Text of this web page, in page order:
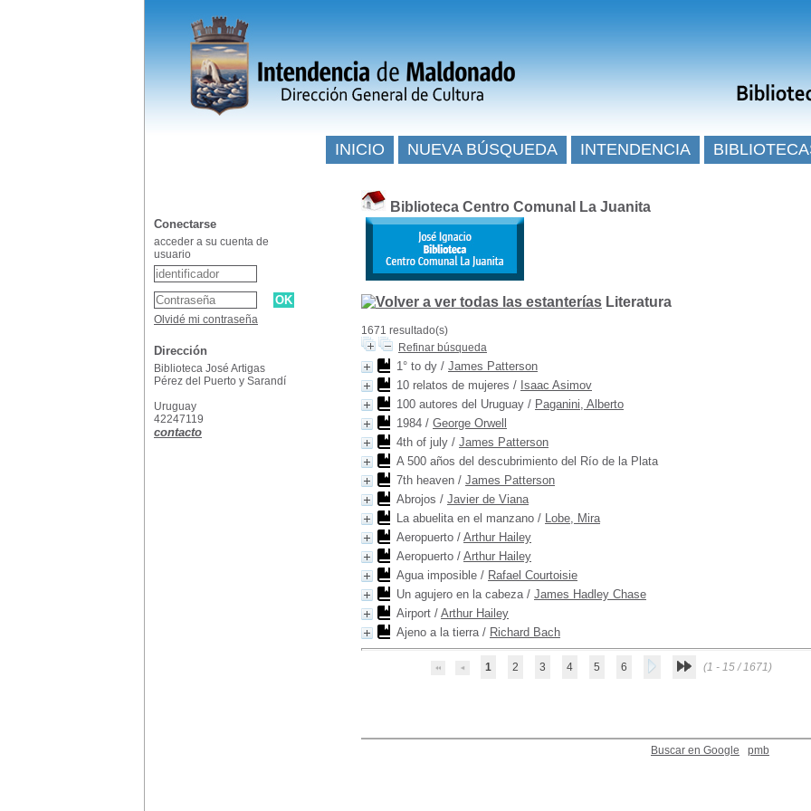
Biblioteca Centro Comunal La Juanita
Literatura
1671 resultado(s)
Refinar búsqueda
1° to dy / James Patterson
10 relatos de mujeres / Isaac Asimov
100 autores del Uruguay / Paganini, Alberto
1984 / George Orwell
4th of july / James Patterson
A 500 años del descubrimiento del Río de la Plata
7th heaven / James Patterson
Abrojos / Javier de Viana
La abuelita en el manzano / Lobe, Mira
Aeropuerto / Arthur Hailey
Aeropuerto / Arthur Hailey
Agua imposible / Rafael Courtoisie
Un agujero en la cabeza/ James Hadley Chase
Airport / Arthur Hailey
Ajeno a la tierra/ Richard Bach
1 2 3 4 5 6 (1 - 15 / 1671)
Buscar en Google pmb
INICIO NUEVA BÚSQUEDA INTENDENCIA
Conectarse
acceder a su cuenta de
usuario
Olvidé mi contraseña
Dirección
Biblioteca José Artigas
Pérez del Puerto y Sarandí
Uruguay
42247119
contacto